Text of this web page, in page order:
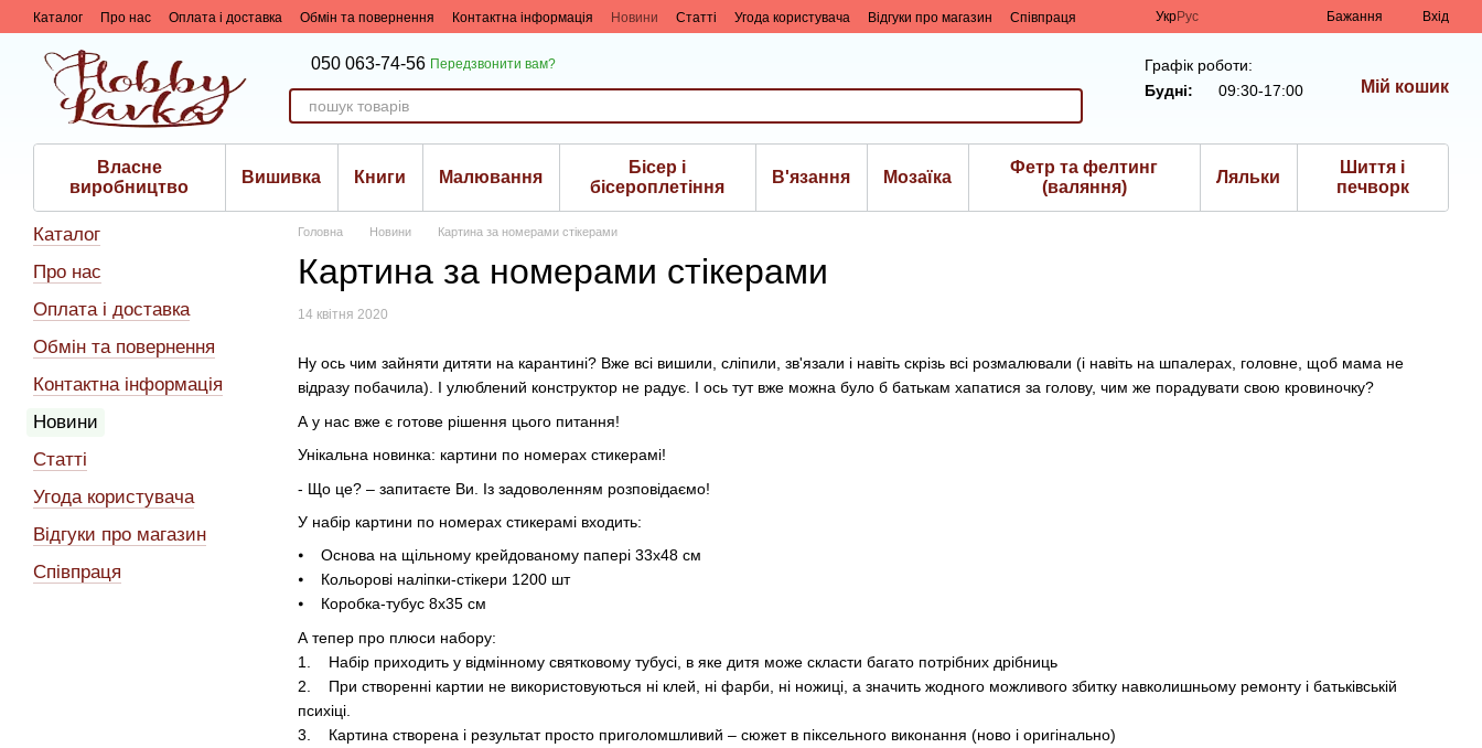
Перейти до основного контенту
Каталог Про нас Оплата і доставка Обмін та повернення Контактна інформація Новини Статті Угода користувача Відгуки про магазин Співпраця УкрРус Бажання Вхід
050 063-74-56 Передзвонити вам?
Графік роботи:
Будні:
09:30-17:00 Мій кошик
Власне
виробництво
Вишивка Книги Малювання
Бісер і
біcероплетіння
В'язання Мозаїка
Фетр та фелтинг
(валяння)
Ляльки
Шиття і
печворк
Головна Новини Картина за номерами стікерами
Картина за номерами стікерами
14 квітня 2020
Ну ось чим зайняти дитяти на карантині? Вже всі вишили, сліпили, зв'язали і навіть скрізь всі розмалювали (і навіть на шпалерах, головне, щоб мама не
відразу побачила). І улюблений конструктор не радує. І ось тут вже можна було б батькам хапатися за голову, чим же порадувати свою кровиночку?
А у нас вже є готове рішення цього питання!
Унікальна новинка: картини по номерах стикерамі!
- Що це? – запитаєте Ви. Із задоволенням розповідаємо!
У набір картини по номерах стикерамі входить:
⦁ Основа на щільному крейдованому папері 33х48 см
⦁ Кольорові наліпки-стікери 1200 шт
⦁ Коробка-тубус 8х35 см
А тепер про плюси набору:
1. Набір приходить у відмінному святковому тубусі, в яке дитя може скласти багато потрібних дрібниць
2. При створенні картии не використовуються ні клей, ні фарби, ні ножиці, а значить жодного можливого збитку навколишньому ремонту і батьківській
психіці.
3. Картина створена і результат просто приголомшливий – сюжет в піксельного виконання (ново і оригінально)
Каталог
Про нас
Оплата і доставка
Обмін та повернення
Контактна інформація
Новини
Статті
Угода користувача
Відгуки про магазин
Співпраця